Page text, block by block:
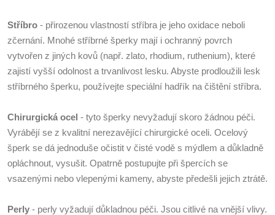
Stříbro - přirozenou vlastností stříbra je jeho oxidace neboli
zčernání. Mnohé stříbrné šperky mají i ochranný povrch
vytvořen z jiných kovů (např. zlato, rhodium, ruthenium), které
zajistí vyšší odolnost a trvanlivost lesku. Abyste prodloužili lesk
stříbrného šperku, používejte speciální hadřík na čištění stříbra.
Chirurgická ocel - tyto šperky nevyžadují skoro žádnou péči.
Vyrábějí se z kvalitní nerezavějící chirurgické oceli. Ocelový
šperk se dá jednoduše očistit v čisté vodě s mýdlem a důkladně
opláchnout, vysušit. Opatrně postupujte při špercích se
vsazenými nebo vlepenými kameny, abyste předešli jejich ztrátě.
Perly - perly vyžadují důkladnou péči. Jsou citlivé na vnější vlivy.